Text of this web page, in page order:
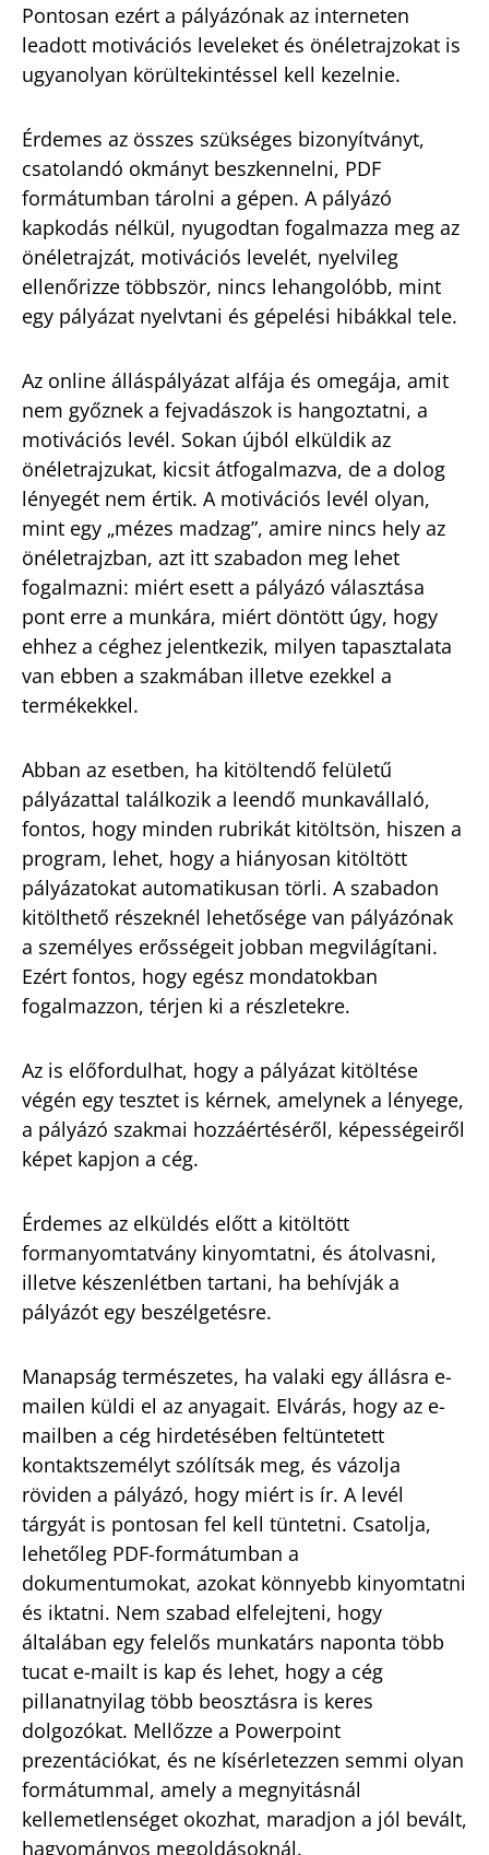
Pontosan ezért a pályázónak az interneten
leadott motivációs leveleket és önéletrajzokat is
ugyanolyan körültekintéssel kell kezelnie.
Érdemes az összes szükséges bizonyítványt,
csatolandó okmányt beszkennelni, PDF
formátumban tárolni a gépen. A pályázó
kapkodás nélkül, nyugodtan fogalmazza meg az
önéletrajzát, motivációs levelét, nyelvileg
ellenőrizze többször, nincs lehangolóbb, mint
egy pályázat nyelvtani és gépelési hibákkal tele.
Az online álláspályázat alfája és omegája, amit
nem győznek a fejvadászok is hangoztatni, a
motivációs levél. Sokan újból elküldik az
önéletrajzukat, kicsit átfogalmazva, de a dolog
lényegét nem értik. A motivációs levél olyan,
mint egy „mézes madzag”, amire nincs hely az
önéletrajzban, azt itt szabadon meg lehet
fogalmazni: miért esett a pályázó választása
pont erre a munkára, miért döntött úgy, hogy
ehhez a céghez jelentkezik, milyen tapasztalata
van ebben a szakmában illetve ezekkel a
termékekkel.
Abban az esetben, ha kitöltendő felületű
pályázattal találkozik a leendő munkavállaló,
fontos, hogy minden rubrikát kitöltsön, hiszen a
program, lehet, hogy a hiányosan kitöltött
pályázatokat automatikusan törli. A szabadon
kitölthető részeknél lehetősége van pályázónak
a személyes erősségeit jobban megvilágítani.
Ezért fontos, hogy egész mondatokban
fogalmazzon, térjen ki a részletekre.
Az is előfordulhat, hogy a pályázat kitöltése
végén egy tesztet is kérnek, amelynek a lényege,
a pályázó szakmai hozzáértéséről, képességeiről
képet kapjon a cég.
Érdemes az elküldés előtt a kitöltött
formanyomtatvány kinyomtatni, és átolvasni,
illetve készenlétben tartani, ha behívják a
pályázót egy beszélgetésre.
Manapság természetes, ha valaki egy állásra e-
mailen küldi el az anyagait. Elvárás, hogy az e-
mailben a cég hirdetésében feltüntetett
kontaktszemélyt szólítsák meg, és vázolja
röviden a pályázó, hogy miért is ír. A levél
tárgyát is pontosan fel kell tüntetni. Csatolja,
lehetőleg PDF-formátumban a
dokumentumokat, azokat könnyebb kinyomtatni
és iktatni. Nem szabad elfelejteni, hogy
általában egy felelős munkatárs naponta több
tucat e-mailt is kap és lehet, hogy a cég
pillanatnyilag több beosztásra is keres
dolgozókat. Mellőzze a Powerpoint
prezentációkat, és ne kísérletezzen semmi olyan
formátummal, amely a megnyitásnál
kellemetlenséget okozhat, maradjon a jól bevált,
hagyományos megoldásoknál.